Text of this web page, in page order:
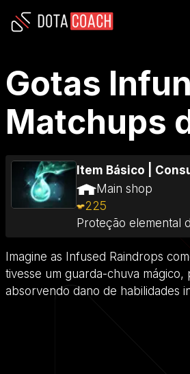
Gotas
Matchups
Item Básico
Main shop
225
Proteção elemental
Imagine as Infused Raindrops
tivesse um guarda-chuva
absorvendo dano de habilidades